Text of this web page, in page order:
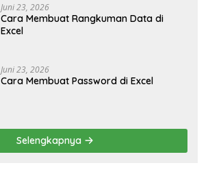
Juni 23, 2026
Cara Membuat Rangkuman Data di
Excel
Juni 23, 2026
Cara Membuat Password di Excel
Selengkapnya